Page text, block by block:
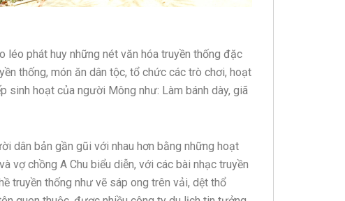
léo phát huy những nét văn hóa truyền thống đặc
thống, món ăn dân tộc, tổ chức các trò chơi, hoạt
sinh hoạt của người Mông như: Làm bánh dày, giã
dân bản gần gũi với nhau hơn bằng những hoạt
vợ chồng A Chu biểu diễn, với các bài nhạc truyền
truyền thống như vẽ sáp ong trên vải, dệt thổ